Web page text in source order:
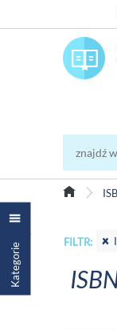
Kategorie FILTR: